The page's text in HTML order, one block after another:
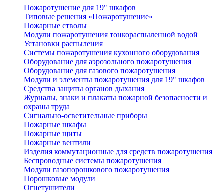
Пожаротушение для 19" шкафов
Типовые решения «Пожаротушение»
Пожарные стволы
Модули пожаротушения тонкораспыленной водой
Установки распыления
Системы пожаротушения кухонного оборудования
Оборудование для аэрозольного пожаротушения
Оборудование для газового пожаротушения
Модули и элементы пожаротушения для 19" шкафов
Средства защиты органов дыхания
Журналы, знаки и плакаты пожарной безопасности и
охраны труда
Сигнально-осветительные приборы
Пожарные шкафы
Пожарные щиты
Пожарные вентили
Изделия коммутационные для средств пожаротушения
Беспроводные системы пожаротушения
Модули газопорошкового пожаротушения
Порошковые модули
Огнетушители